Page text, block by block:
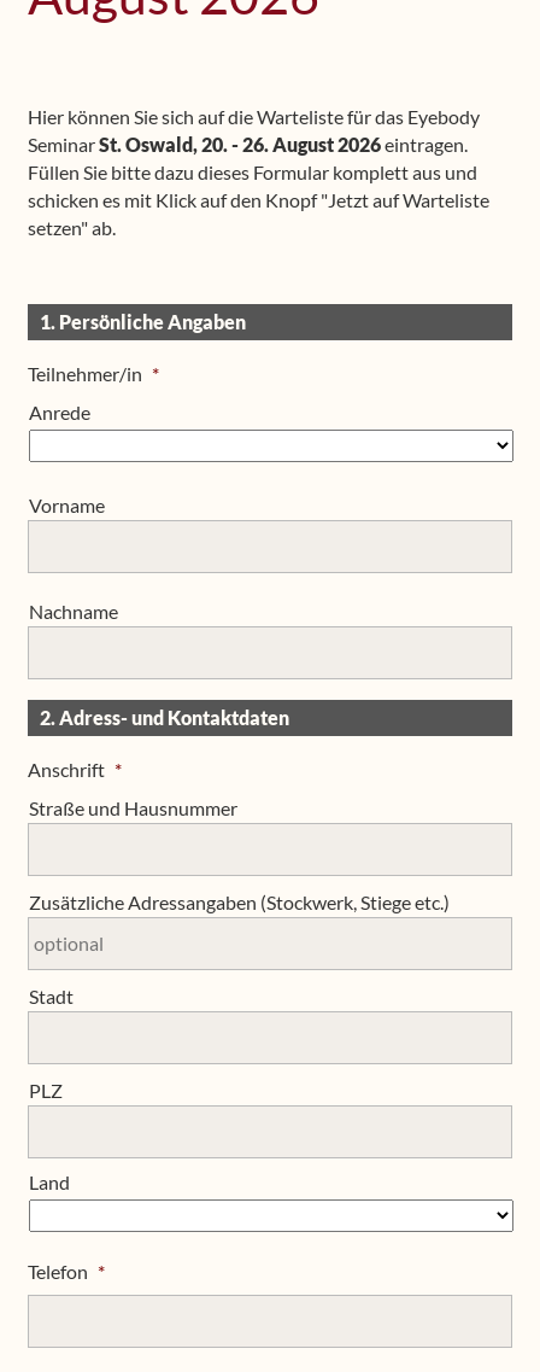
Häufig gestellte Fragen
Hier können Sie sich auf die Warteliste für das Eyebody
SeminarSt. Oswald, 20. - 26. August 2026eintragen.
Füllen Sie bitte dazu dieses Formular komplett aus und
schicken es mit Klick auf den Knopf "Jetzt auf Warteliste
setzen" ab.
1. Persönliche Angaben
Teilnehmer/in *
Anrede
Vorname
Nachname
2. Adress- und Kontaktdaten
Anschrift *
Straße und Hausnummer
Zusätzliche Adressangaben (Stockwerk, Stiege etc.)
Stadt
PLZ
Land
Telefon *